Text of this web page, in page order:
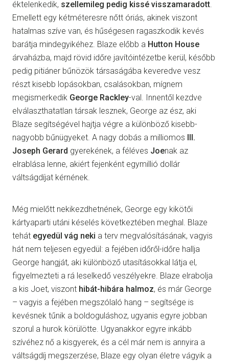
éktelenkedik, szellemileg pedig kissé visszamaradott
Emellett egy kétméteresre nőtt óriás, akinek viszont
hatalmas szíve van, és hűségesen ragaszkodik kevés
barátja mindegyikéhez. Blaze előbb a Hutton House
árvaházba, majd rövid időre javítóintézetbe kerül, később
pedig pitiáner bűnözök társaságába keveredve vesz
részt kisebb lopásokban, csalásokban, mígnem
megismerkedik George Rackley-val. Innentől kezdve
elválaszthatatlan társak lesznek, George az ész, aki
Blaze segítségével hajtja végre a különböző kisebb-
nagyobb bűnügyeket. A nagy dobás a milliomos III.
Joseph Gerard gyerekének, a féléves Joenak az
elrablása lenne, akiért fejenként egymillió dollár
váltságdíjat kérnének.
Még mielőtt nekikezdhetnének, George egy kikötői
kártyaparti utáni késelés következtében meghal. Blaze
tehát egyedül vág neki a terv megvalósításának, vagyis
hát nem teljesen egyedül: a fejében időről-időre hallja
George hangját, aki különböző utasításokkal látja el,
figyelmezteti a rá leselkedő veszélyekre. Blaze elrabolja
a kis Joet, viszont hibát-hibára halmoz, és már George
– vagyis a fejében megszólaló hang – segítsége is
kevésnek tűnik a boldoguláshoz, ugyanis egyre jobban
szorul a hurok körülötte. Ugyanakkor egyre inkább
szívéhez nő a kisgyerek, és a cél már nem is annyira a
váltságdíj megszerzése, Blaze egy olyan életre vágyik a